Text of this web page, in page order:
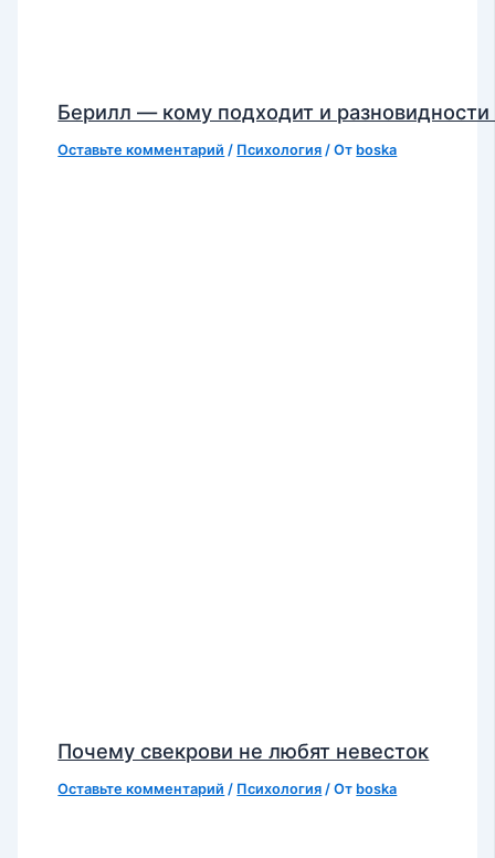
Берилл — кому подходит и разновидности
Оставьте комментарий / Психология / От boska
Почему свекрови не любят невесток
Оставьте комментарий / Психология / От boska